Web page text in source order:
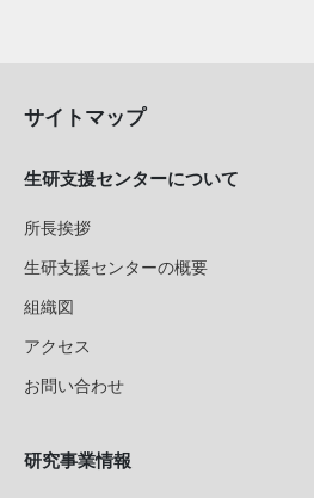
サイトマップ
生研支援センターについて
所長挨拶
生研支援センターの概要
組織図
アクセス
お問い合わせ
研究事業情報